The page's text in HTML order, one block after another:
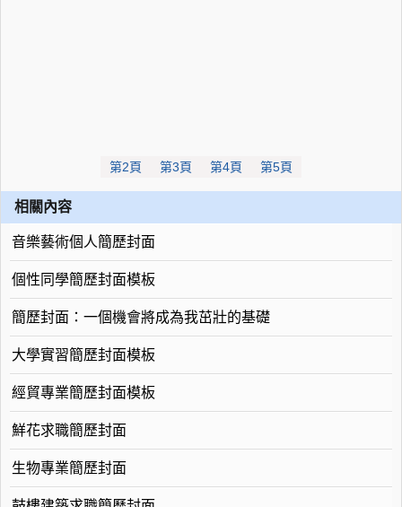
第2頁 第3頁 第4頁 第5頁
相關內容
音樂藝術個人簡歷封面
個性同學簡歷封面模板
簡歷封面：一個機會將成為我茁壯的基礎
大學實習簡歷封面模板
經貿專業簡歷封面模板
鮮花求職簡歷封面
生物專業簡歷封面